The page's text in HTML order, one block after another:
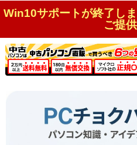
Win10サポートが終了し
ご提